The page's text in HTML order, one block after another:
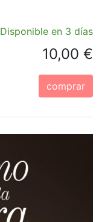
Disponible en 3 días
10,00 €
comprar